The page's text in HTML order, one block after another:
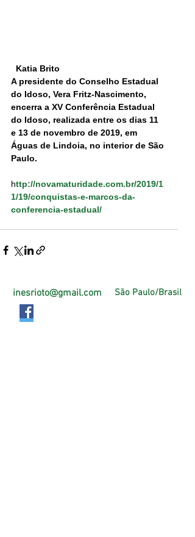
  Katia Brito
A presidente do Conselho Estadual
do Idoso, Vera Fritz-Nascimento,
encerra a XV Conferência Estadual
do Idoso, realizada entre os dias 11
e 13 de novembro de 2019, em
Águas de Lindoia, no interior de São
Paulo.
http://novamaturidade.com.br/2019/1
1/19/conquistas-e-marcos-da-
conferencia-estadual/
São Paulo/Brasil
inesrioto@gmail.com